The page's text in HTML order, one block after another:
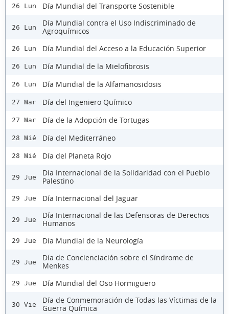
26 Lun Día Mundial del Transporte Sostenible
26 Lun
Día Mundial contra el Uso Indiscriminado de
Agroquímicos
26 Lun Día Mundial del Acceso a la Educación Superior
26 Lun Día Mundial de la Mielofibrosis
26 Lun Día Mundial de la Alfamanosidosis
27 Mar Día del Ingeniero Químico
27 Mar Día de la Adopción de Tortugas
28 Mié Día del Mediterráneo
28 Mié Día del Planeta Rojo
29 Jue
Día Internacional de la Solidaridad con el Pueblo
Palestino
29 Jue Día Internacional del Jaguar
29 Jue
Día Internacional de las Defensoras de Derechos
Humanos
29 Jue Día Mundial de la Neurología
29 Jue
Día de Concienciación sobre el Síndrome de
Menkes
29 Jue Día Mundial del Oso Hormiguero
30 Vie
Día de Conmemoración de Todas las Víctimas de la
Guerra Química